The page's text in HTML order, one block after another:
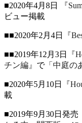
■2020年4月8日 『
ビュー掲載
■■2020年2月4日 『
■■2019年12月3日
『
チン編』 で「中庭の
■2020年5月10日 『
載
■2019年9月30日発売